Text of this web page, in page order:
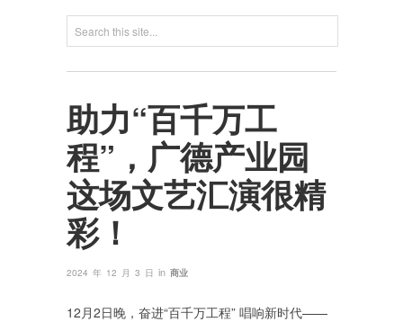
助力“百千万工
程”，广德产业园
这场文艺汇演很精
彩！
2024 年 12 月 3 日 in 商业
12月2日晚，奋进“百千万工程” 唱响新时代——